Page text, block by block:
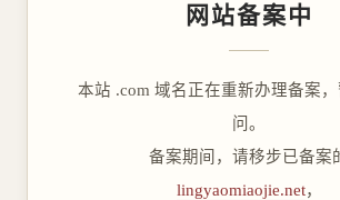
网站备案中
本站 .com 域名正在重新办理备案
问。
备案期间，请移步已备案
lingyaomiaojie.net，